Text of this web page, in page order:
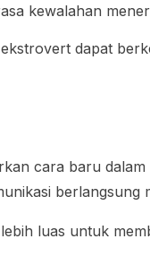
kewalahan
dapat
cara baru
berlangsung
luas untuk